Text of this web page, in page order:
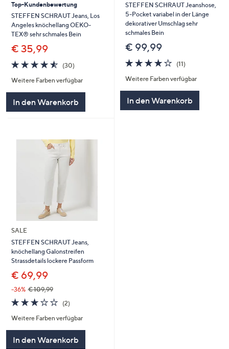
Top-Kundenbewertung
STEFFEN SCHRAUT Jeans, Los
Angeles knöchellang OEKO-
TEX® sehr schmales Bein
€ 35,99
4.5
von
5
(30)30
Weitere Farben verfügbar
In den Warenkorb
STEFFEN SCHRAUT Jeanshose,
5-Pocket variabel in der Länge
dekorativer Umschlag sehr
schmales Bein
€ 99,99
3.8
von
5
(11)11
Weitere Farben verfügbar
In den Warenkorb
SALE
STEFFEN SCHRAUT Jeans,
knöchellang Galonstreifen
Strassdetails lockere Passform
€ 69,99
-36% € 109,99
3.0
von
5
(2)2
Weitere Farben verfügbar
In den Warenkorb